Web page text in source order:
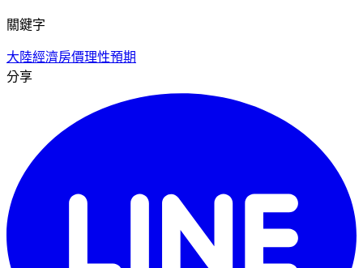
關鍵字
大陸經濟房價理性預期
分享